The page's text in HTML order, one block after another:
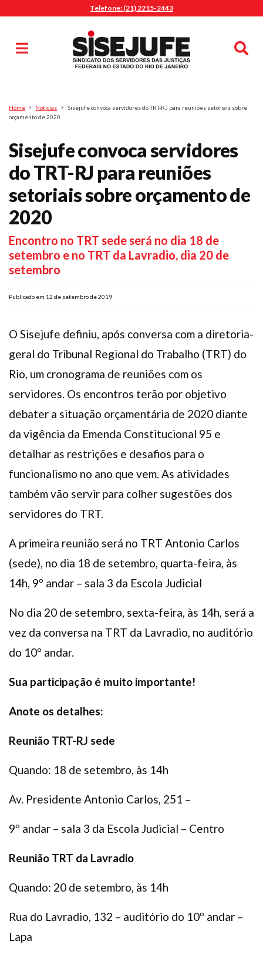
Telefone: (21) 2215-2443
Pesquisa
Home Notícias
Sisejufe convoca servidores do TRT-RJ para reuniões setoriais sobre
orçamento de 2020
Sisejufe convoca servidores
do TRT-RJ para reuniões
setoriais sobre orçamento de
2020
Encontro no TRT sede será no dia 18 de
setembro e no TRT da Lavradio, dia 20 de
setembro
Publicado em 12 de setembro de 2019
O Sisejufe definiu, após conversa com a diretoria-
geral do Tribunal Regional do Trabalho (TRT) do
Rio, um cronograma de reuniões com os
servidores. Os encontros terão por objetivo
debater a situação orçamentária de 2020 diante
da vigência da Emenda Constitucional 95 e
detalhar as restrições e desafios para o
funcionalismo no ano que vem. As atividades
também vão servir para colher sugestões dos
servidores do TRT.
A primeira reunião será no TRT Antonio Carlos
(sede), no dia 18 de setembro, quarta-feira, às
14h, 9º andar – sala 3 da Escola Judicial
No dia 20 de setembro, sexta-feira, às 14h, será a
vez da conversa na TRT da Lavradio, no auditório
do 10º andar.
Sua participação é muito importante!
Anote os detalhes:
Reunião TRT-RJ sede
Quando: 18 de setembro, às 14h
Av. Presidente Antonio Carlos, 251 –
9º andar – sala 3 da Escola Judicial – Centro
Reunião TRT da Lavradio
Quando: 20 de setembro, às 14h
Rua do Lavradio, 132 – auditório do 10º andar –
Lapa
MENU
Sindicalize-se
Jurídico
O Sindicato
Agenda
Casa do Alto
Sede Campestre
Nossos Convênios
Gympass Wellhub
Seguro Auto
Plano de Saúde
Assistência Funeral
FacebookInstagramTwitter YoutubeTikTok Whatsapp